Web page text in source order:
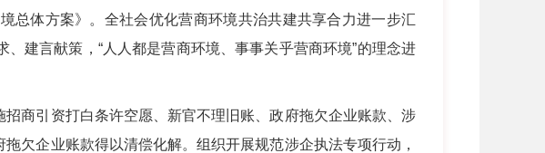
总体方案》。全社会优化营商环境共治共建共享合力进一步汇
建言献策，“人人都是营商环境、事事关乎营商环境”的理念进
引资打白条许空愿、新官不理旧账、政府拖欠企业账款、涉
欠企业账款得以清偿化解。组织开展规范涉企执法专项行动，